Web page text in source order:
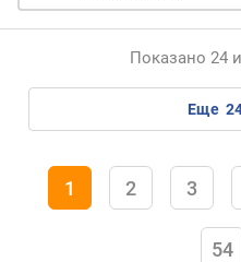
Показано 24
еще
1 2 3
54